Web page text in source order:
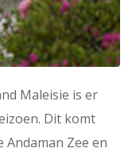
Maleisie is er
Dit komt
Zee en